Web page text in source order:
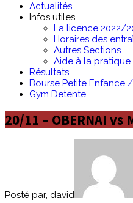
Actualités
Infos utiles
La licence 2022/
Horaires des
Autres Sections
Aide à la pratique
Résultats
Bourse Petite Enfance
Gym Detente
20/11 – OBERNAI vs
Posté par, david